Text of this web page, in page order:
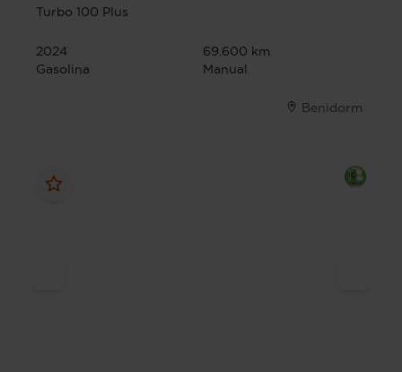
Turbo 100 Plus
2024
69.600 km
Gasolina
Manual
Benidorm